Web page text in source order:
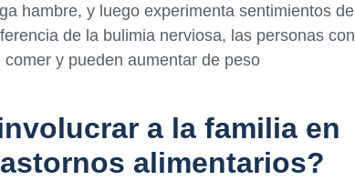
hambre, y luego experimenta sentimientos de
de la bulimia nerviosa, las personas con
y pueden aumentar de peso
a la familia en
alimentarios?